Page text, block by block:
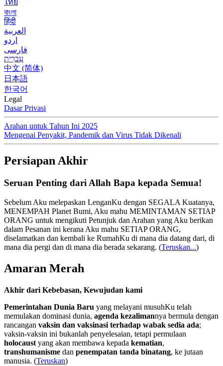
বাংলা
हिंदी
العربية
اردو
فارسی
עִברִית
中文 (简体)
日本語
한국어
Legal
Dasar Privasi
Arahan untuk Tahun Ini 2025
Mengenai Penyakit, Pandemik dan Virus Tidak Dikenali
Persiapan Akhir
Seruan Penting dari Allah Bapa kepada Semua!
Sebelum Aku melepaskan LenganKu dengan SEGALA Kuatanya,
MENEMPAH Planet Bumi, Aku mahu MEMINTAMAN SETIAP
ORANG untuk mengikuti Petunjuk dan Arahan yang Aku berikan
dalam Pesanan ini kerana Aku mahu SETIAP ORANG,
diselamatkan dan kembali ke RumahKu di mana dia datang dari, di
mana dia pergi dan di mana dia berada sekarang. (Teruskan...)
Amaran Merah
Akhir dari Kebebasan, Kewujudan kami
Pemerintahan Dunia Baru yang melayani musuhKu telah
memulakan dominasi dunia, agenda kezalimannya bermula dengan
rancangan vaksin dan vaksinasi terhadap wabak sedia ada;
vaksin-vaksin ini bukanlah penyelesaian, tetapi permulaan
holocaust yang akan membawa kepada kematian,
transhumanisme dan penempatan tanda binatang, ke jutaan
manusia. (Teruskan)